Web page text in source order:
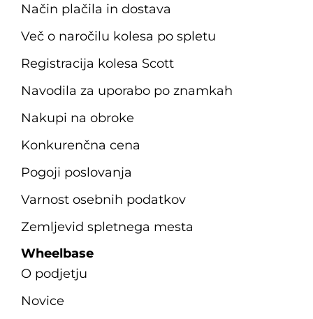
Način plačila in dostava
Več o naročilu kolesa po spletu
Registracija kolesa Scott
Navodila za uporabo po znamkah
Nakupi na obroke
Konkurenčna cena
Pogoji poslovanja
Varnost osebnih podatkov
Zemljevid spletnega mesta
Wheelbase
O podjetju
Novice